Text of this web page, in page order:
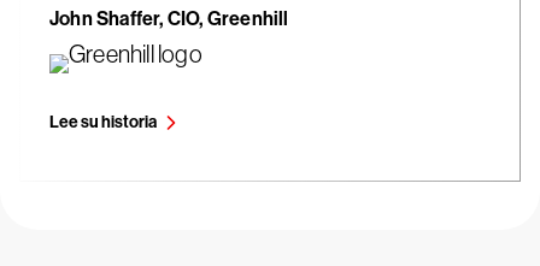
John Shaffer, CIO, Greenhill
Lee su historia